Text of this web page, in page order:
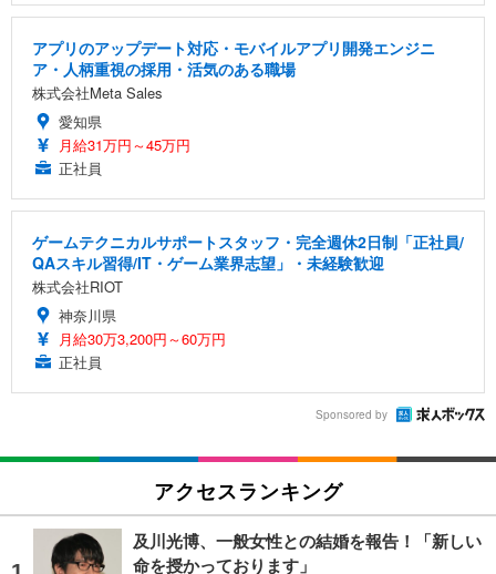
アプリのアップデート対応・モバイルアプリ開発エンジニ
ア・人柄重視の採用・活気のある職場
株式会社Meta Sales
愛知県
月給31万円～45万円
正社員
ゲームテクニカルサポートスタッフ・完全週休2日制「正社員/
QAスキル習得/IT・ゲーム業界志望」・未経験歓迎
株式会社RIOT
神奈川県
月給30万3,200円～60万円
正社員
Sponsored by
アクセスランキング
及川光博、一般女性との結婚を報告！「新しい
命を授かっております」